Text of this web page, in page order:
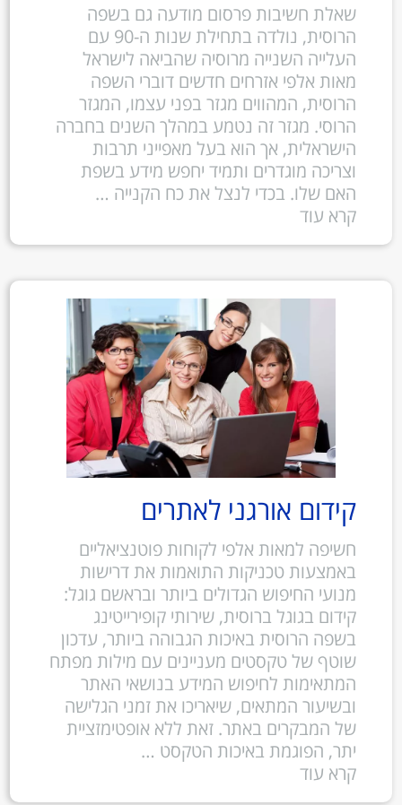
שאלת חשיבות פרסום מודעה גם בשפה
הרוסית, נולדה בתחילת שנות ה-90 עם
העלייה השנייה מרוסיה שהביאה לישראל
מאות אלפי אזרחים חדשים דוברי השפה
הרוסית, המהווים מגזר בפני עצמו, המגזר
הרוסי. מגזר זה נטמע במהלך השנים בחברה
הישראלית, אך הוא בעל מאפייני תרבות
וצריכה מוגדרים ותמיד יחפש מידע בשפת
האם שלו. בכדי לנצל את כח הקנייה …
קרא עוד
קידום אורגני לאתרים
חשיפה למאות אלפי לקוחות פוטנציאליים
באמצעות טכניקות התואמות את דרישות
מנועי החיפוש הגדולים ביותר ובראשם גוגל:
קידום בגוגל ברוסית, שירותי קופירייטינג
בשפה הרוסית באיכות הגבוהה ביותר, עדכון
שוטף של טקסטים מעניינים עם מילות מפתח
המתאימות לחיפוש המידע בנושאי האתר
ובשיעור המתאים, שיאריכו את זמני הגלישה
של המבקרים באתר. זאת ללא אופטימזציית
יתר, הפוגמת באיכות הטקסט …
קרא עוד